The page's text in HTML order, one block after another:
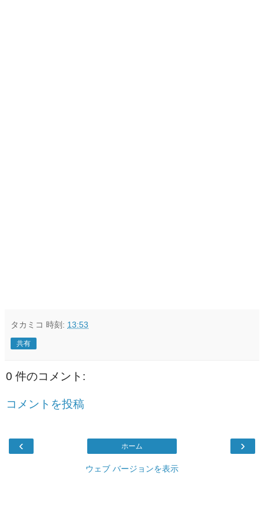
タカミコ 時刻: 13:53
共有
0 件のコメント:
コメントを投稿
‹ ›
ホーム
ウェブ バージョンを表示